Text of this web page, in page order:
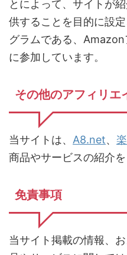
とによって、サイトが
供することを目的に設
グラムである、
に参加しています。
その他のアフィリエ
当サイトは、 A8.net、
商品やサービスの紹介を
免責事項
当サイト掲載の情報、